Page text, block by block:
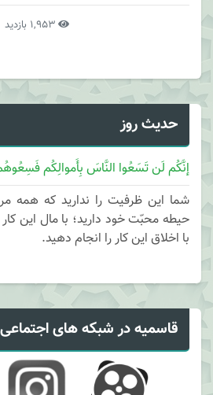
حدیث روز
إنَّکُم لَن تَسَعُوا النَّاسَ بِأَموالِکُم
شما این ظرفیت را ندارید که همه
حیطه محبّت خود دارید؛ با مال این
با اخلاق این کار را انجام دهید.
قاسمیه در شبکه های اجتماعی